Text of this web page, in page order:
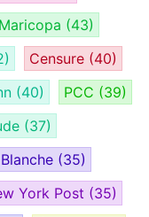
Maricopa (43)
Censure (40)
(40) PCC (39)
(37)
(35)
York Post (35)